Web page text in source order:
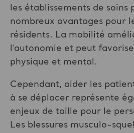
les établissements de soins
nombreux avantages pour
résidents. La mobilité
l’autonomie et peut
physique et mental.
Cependant, aider les
à se déplacer représente
enjeux de taille pour le
Les blessures musculo-